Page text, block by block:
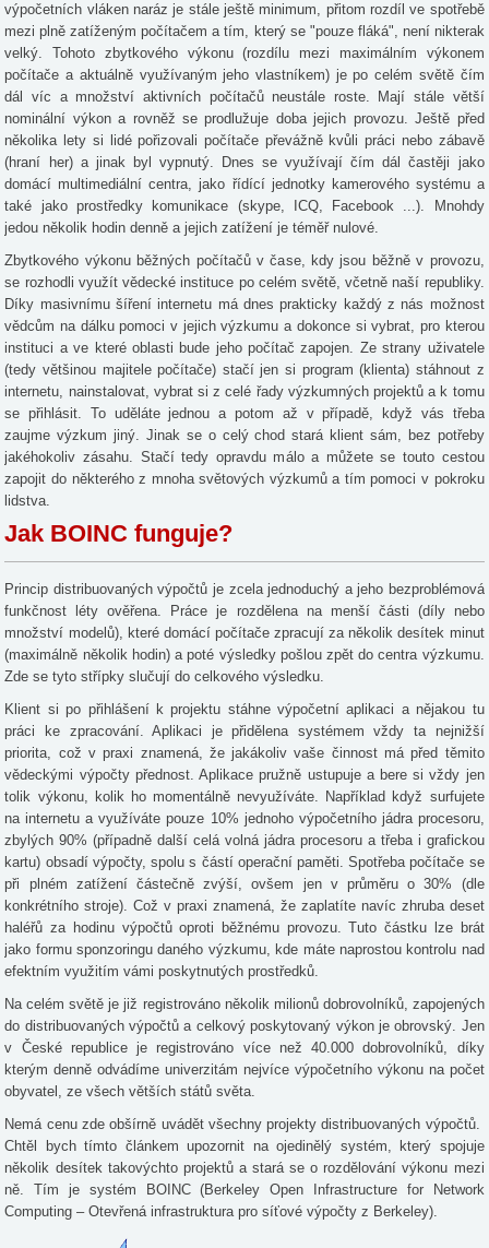
výpočetních vláken naráz je stále ještě minimum, přitom rozdíl ve spotřebě
mezi plně zatíženým počítačem a tím, který se "pouze fláká", není nikterak
velký. Tohoto zbytkového výkonu (rozdílu mezi maximálním výkonem
počítače a aktuálně využívaným jeho vlastníkem) je po celém světě čím
dál víc a množství aktivních počítačů neustále roste. Mají stále větší
nominální výkon a rovněž se prodlužuje doba jejich provozu. Ještě před
několika lety si lidé pořizovali počítače převážně kvůli práci nebo zábavě
(hraní her) a jinak byl vypnutý. Dnes se využívají čím dál častěji jako
domácí multimediální centra, jako řídící jednotky kamerového systému a
také jako prostředky komunikace (skype, ICQ, Facebook ...). Mnohdy
jedou několik hodin denně a jejich zatížení je téměř nulové.
Zbytkového výkonu běžných počítačů v čase, kdy jsou běžně v provozu,
se rozhodli využít vědecké instituce po celém světě, včetně naší republiky.
Díky masivnímu šíření internetu má dnes prakticky každý z nás možnost
vědcům na dálku pomoci v jejich výzkumu a dokonce si vybrat, pro kterou
instituci a ve které oblasti bude jeho počítač zapojen. Ze strany uživatele
(tedy většinou majitele počítače) stačí jen si program (klienta) stáhnout z
internetu, nainstalovat, vybrat si z celé řady výzkumných projektů a k tomu
se přihlásit. To uděláte jednou a potom až v případě, když vás třeba
zaujme výzkum jiný. Jinak se o celý chod stará klient sám, bez potřeby
jakéhokoliv zásahu. Stačí tedy opravdu málo a můžete se touto cestou
zapojit do některého z mnoha světových výzkumů a tím pomoci v pokroku
lidstva.
Jak BOINC funguje?
Princip distribuovaných výpočtů je zcela jednoduchý a jeho bezproblémová
funkčnost léty ověřena. Práce je rozdělena na menší části (díly nebo
množství modelů), které domácí počítače zpracují za několik desítek minut
(maximálně několik hodin) a poté výsledky pošlou zpět do centra výzkumu.
Zde se tyto střípky slučují do celkového výsledku.
Klient si po přihlášení k projektu stáhne výpočetní aplikaci a nějakou tu
práci ke zpracování. Aplikaci je přidělena systémem vždy ta nejnižší
priorita, což v praxi znamená, že jakákoliv vaše činnost má před těmito
vědeckými výpočty přednost. Aplikace pružně ustupuje a bere si vždy jen
tolik výkonu, kolik ho momentálně nevyužíváte. Například když surfujete
na internetu a využíváte pouze 10% jednoho výpočetního jádra procesoru,
zbylých 90% (případně další celá volná jádra procesoru a třeba i grafickou
kartu) obsadí výpočty, spolu s částí operační paměti. Spotřeba počítače se
při plném zatížení částečně zvýší, ovšem jen v průměru o 30% (dle
konkrétního stroje). Což v praxi znamená, že zaplatíte navíc zhruba deset
haléřů za hodinu výpočtů oproti běžnému provozu. Tuto částku lze brát
jako formu sponzoringu daného výzkumu, kde máte naprostou kontrolu nad
efektním využitím vámi poskytnutých prostředků.
Na celém světě je již registrováno několik milionů dobrovolníků, zapojených
do distribuovaných výpočtů a celkový poskytovaný výkon je obrovský. Jen
v České republice je registrováno více než 40.000 dobrovolníků, díky
kterým denně odvádíme univerzitám nejvíce výpočetního výkonu na počet
obyvatel, ze všech větších států světa.
Nemá cenu zde obšírně uvádět všechny projekty distribuovaných výpočtů.
Chtěl bych tímto článkem upozornit na ojedinělý systém, který spojuje
několik desítek takovýchto projektů a stará se o rozdělování výkonu mezi
ně. Tím je systém BOINC (Berkeley Open Infrastructure for Network
Computing – Otevřená infrastruktura pro síťové výpočty z Berkeley).